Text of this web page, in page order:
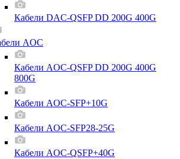
Кабели DAC-QSFP DD 200G 400G
AOC
Кабели AOC-QSFP DD 200G 400G
800G
Кабели AOC-SFP+10G
Кабели AOC-SFP28-25G
Кабели AOC-QSFP+40G